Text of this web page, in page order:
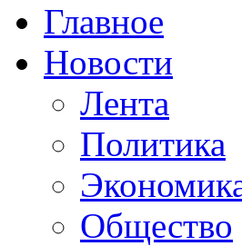
Главное
Новости
Лента
Политика
Общество